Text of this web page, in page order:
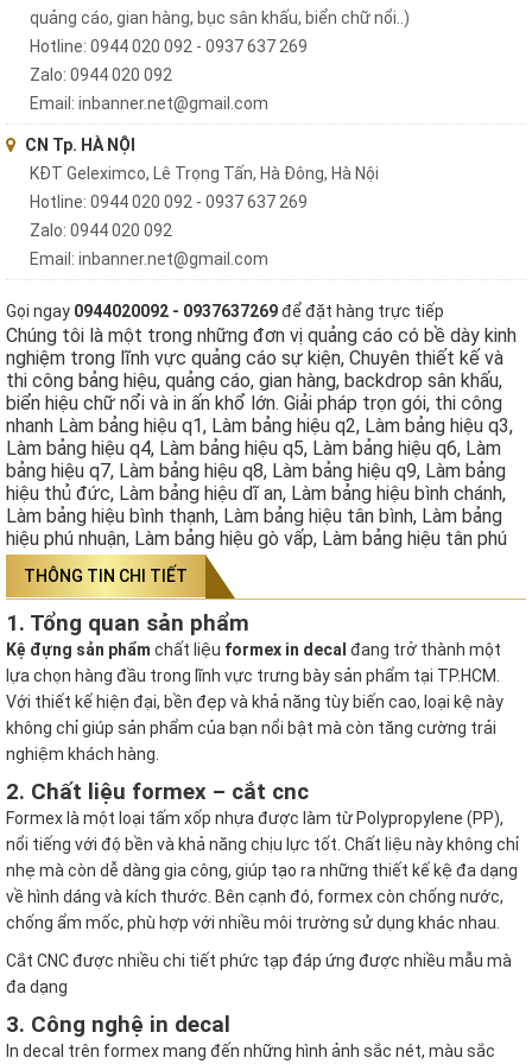
quảng cáo, gian hàng, bục sân khấu, biển chữ nổi..)
Hotline: 0944 020 092 - 0937 637 269
Zalo: 0944 020 092
Email: inbanner.net@gmail.com
CN Tp. HÀ NỘI
KĐT Geleximco, Lê Trọng Tấn, Hà Đông, Hà Nội
Hotline: 0944 020 092 - 0937 637 269
Zalo: 0944 020 092
Email: inbanner.net@gmail.com
Gọi ngay 0944020092 - 0937637269để đặt hàng trực tiếp
Chúng tôi là một trong những đơn vị quảng cáo có bề dày kinh
nghiệm trong lĩnh vực quảng cáo sự kiện, Chuyên thiết kế và
thi công bảng hiệu, quảng cáo, gian hàng, backdrop sân khấu,
biển hiệu chữ nổi và in ấn khổ lớn. Giải pháp trọn gói, thi công
nhanh Làm bảng hiệu q1, Làm bảng hiệu q2, Làm bảng hiệu q3,
Làm bảng hiệu q4, Làm bảng hiệu q5, Làm bảng hiệu q6, Làm
bảng hiệu q7, Làm bảng hiệu q8, Làm bảng hiệu q9, Làm bảng
hiệu thủ đức, Làm bảng hiệu dĩ an, Làm bảng hiệu bình chánh,
Làm bảng hiệu bình thạnh, Làm bảng hiệu tân bình, Làm bảng
hiệu phú nhuận, Làm bảng hiệu gò vấp, Làm bảng hiệu tân phú
THÔNG TIN CHI TIẾT
1. Tổng quan sản phẩm
Kệ đựng sản phẩm chất liệu formex in decal đang trở thành một
lựa chọn hàng đầu trong lĩnh vực trưng bày sản phẩm tại TP.HCM.
Với thiết kế hiện đại, bền đẹp và khả năng tùy biến cao, loại kệ này
không chỉ giúp sản phẩm của bạn nổi bật mà còn tăng cường trải
nghiệm khách hàng.
2. Chất liệu formex – cắt cnc
Formex là một loại tấm xốp nhựa được làm từ Polypropylene (PP),
nổi tiếng với độ bền và khả năng chịu lực tốt. Chất liệu này không chỉ
nhẹ mà còn dễ dàng gia công, giúp tạo ra những thiết kế kệ đa dạng
về hình dáng và kích thước. Bên cạnh đó, formex còn chống nước,
chống ẩm mốc, phù hợp với nhiều môi trường sử dụng khác nhau.
Cắt CNC được nhiều chi tiết phức tạp đáp ứng được nhiều mẫu mà
đa dạng
3. Công nghệ in decal
In decal trên formex mang đến những hình ảnh sắc nét, màu sắc